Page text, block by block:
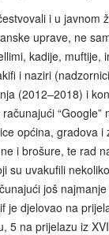
i u javnom
uprave, ne
kadije, muftije,
i naziri
(2012–2018) i
“Google”
općina, gradova i
i brošure, te rad
su uvakufili
još
je djelovao na
5 na prijelazu iz